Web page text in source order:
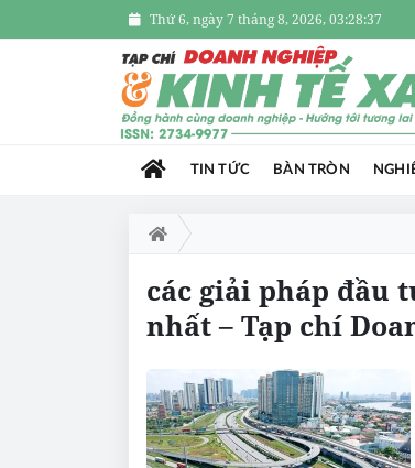
Thứ 6, ngày 7 tháng 8, 2026, 03:28:37
TIN TỨC BÀN TRÒN
các giải pháp đầu
nhất – Tạp chí